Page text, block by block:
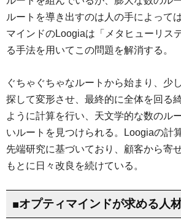
ルートを導き出すのは人の手によって
マインドのLoogiaは「メタヒューリス
る手法を用いてこの問題を解消する。
ぐちゃぐちゃなルートから始まり、少
探して変形させ、最終的に全体を回る
ように計算を行い、天文学的な数のル
いルートを見つけられる。Loogiaの計
先端研究に基づいており、顧客から寄
もとに日々改良を続けている。
■オプティマインドが求める人